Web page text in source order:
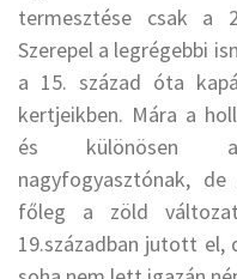
termesztése csak a
Szerepel a legrégebbi
a 15. század óta
kertjeikben. Mára a
és különösen a
nagyfogyasztónak,
főleg a zöld
19.században jutott el,